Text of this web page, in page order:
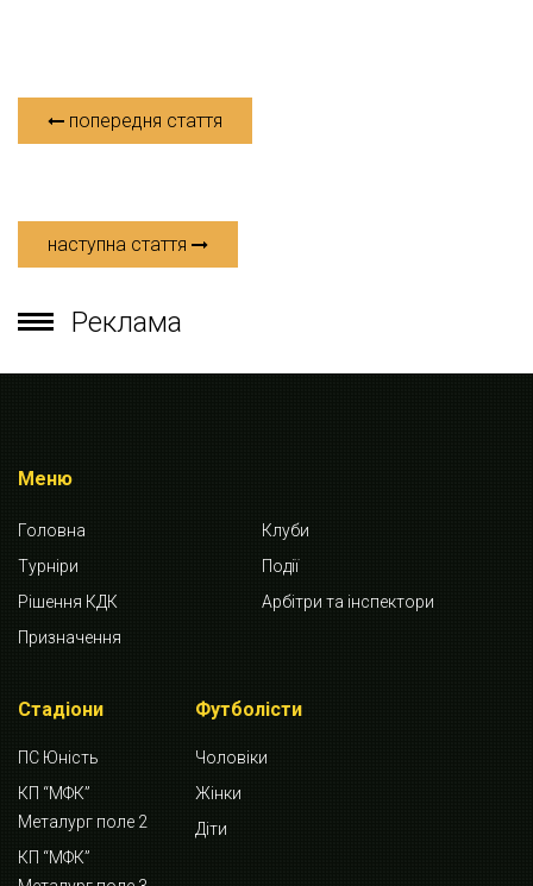
попередня стаття
наступна стаття
Реклама
Меню
Головна
Клуби
Турніри
Події
Рішення КДК
Арбітри та інспектори
Призначення
Стадіони
ПС Юність
КП “МФК”
Металург поле 2
КП “МФК”
Футболісти
Чоловіки
Жінки
Діти